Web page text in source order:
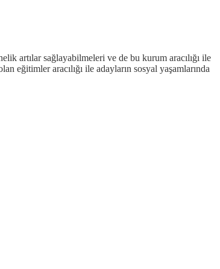
artılar sağlayabilmeleri ve de bu kurum aracılığı ile
eğitimler aracılığı ile adayların sosyal yaşamlarında